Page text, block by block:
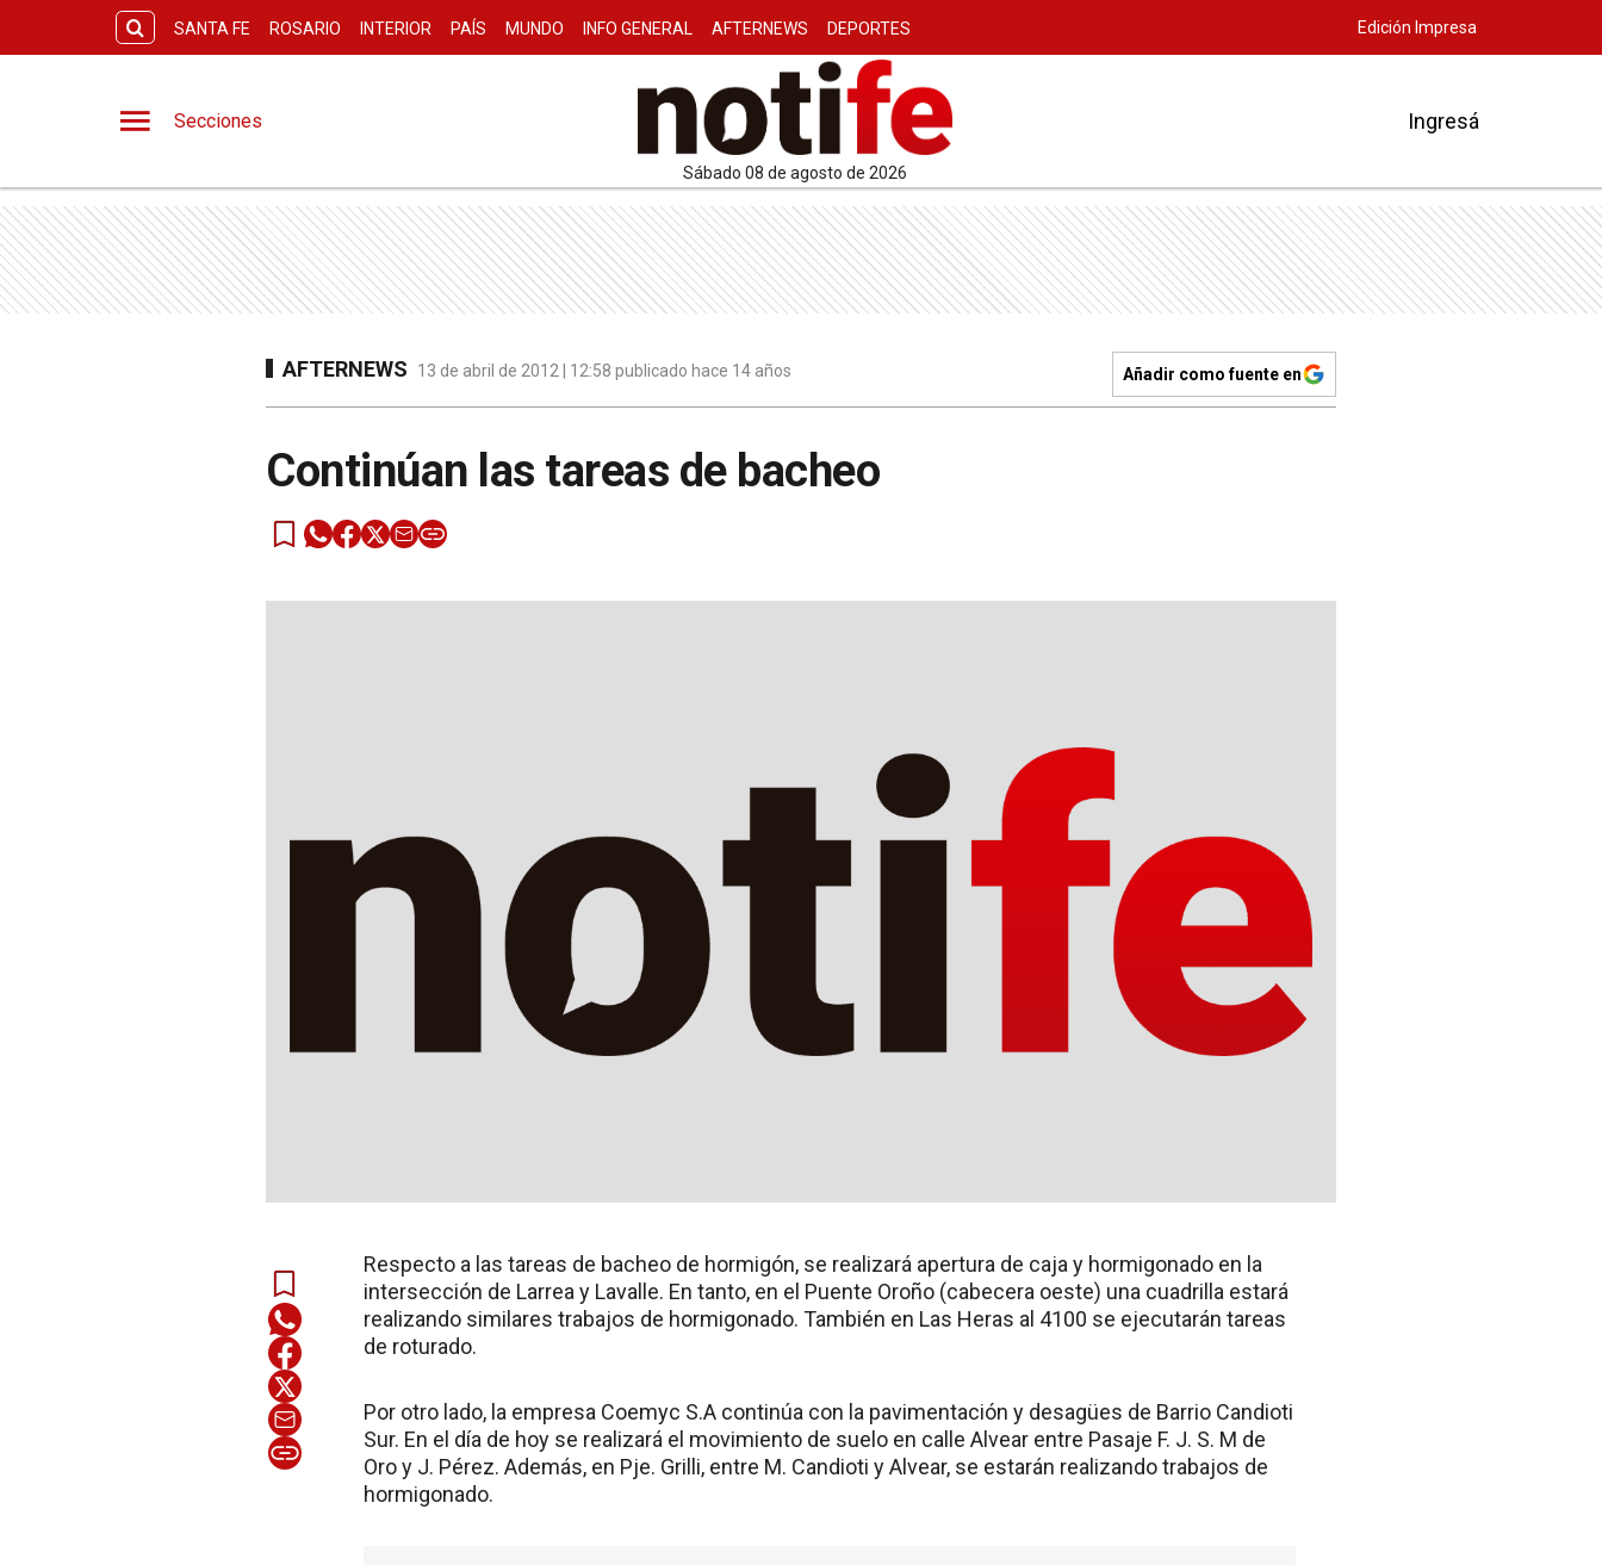
SANTA FE ROSARIO INTERIOR PAÍS MUNDO INFO GENERAL AFTERNEWS DEPORTES Edición Impresa
Secciones
sábado 08 de agosto de 2026
Ingresá
AFTERNEWS 13 de abril de 2012 | 12:58 publicado hace 14 años Añadir como fuente en
Continúan las tareas de bacheo
Respecto a las tareas de bacheo de hormigón, se realizará apertura de caja y hormigonado en la
intersección de Larrea y Lavalle. En tanto, en el Puente Oroño (cabecera oeste) una cuadrilla estará
realizando similares trabajos de hormigonado. También en Las Heras al 4100 se ejecutarán tareas
de roturado.
Por otro lado, la empresa Coemyc S.A continúa con la pavimentación y desagües de Barrio Candioti
Sur. En el día de hoy se realizará el movimiento de suelo en calle Alvear entre Pasaje F. J. S. M de
Oro y J. Pérez. Además, en Pje. Grilli, entre M. Candioti y Alvear, se estarán realizando trabajos de
hormigonado.